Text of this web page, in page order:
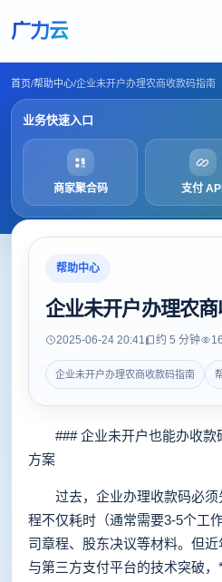
广力云
首页/帮助中心/企业未开户办理农商收款码指南
业务快速入口
商家聚合码 支付 API
帮助中心
企业未开户办理农
2025-06-24 20:41 约 5 分钟
企业未开户办理农商收款码指南
### 企业未开户也能办收款
方案
过去，企业办理收款码必须
程不仅耗时（通常需要3-5个工
司章程、股东决议等材料。但
与第三方支付平台的技术突破